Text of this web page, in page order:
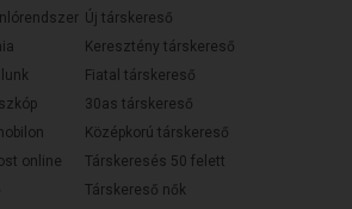
online
Új társkereső
Keresztény társkereső
Fiatal társkereső
30as társkereső
Középkorú társkereső
Társkeresés 50 felett
Társkereső nők